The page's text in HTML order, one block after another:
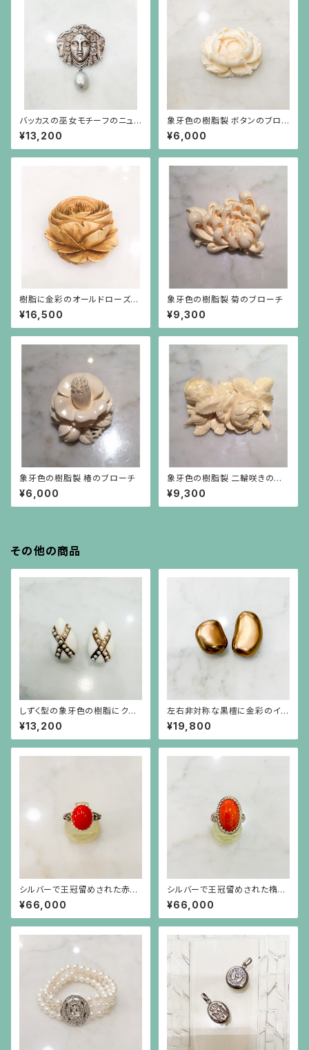
バッカスの巫女モチーフのニュ
ーラーヴァカメオの下にバロック
パールが揺れるブローチ
¥13,200
象牙色の樹脂製 ボタンのブロ
ーチ
¥6,000
樹脂に金彩のオールドローズの
ブローチ
¥16,500
象牙色の樹脂製 菊のブローチ
¥9,300
象牙色の樹脂製 椿のブローチ
¥6,000
象牙色の樹脂製 二輪咲きの薔
薇(大)
¥9,300
その他の商品
しずく型の象牙色の樹脂にクロ
スの金彩、イミテーションパール
のイヤリング
¥13,200
左右非対称な黒檀に金彩のイヤ
リング
¥19,800
シルバーで王冠留めされた赤珊
瑚のカボーションのライオンリン
グ
¥66,000
シルバーで王冠留めされた楕円
形のオレンジ珊瑚のリング
¥66,000